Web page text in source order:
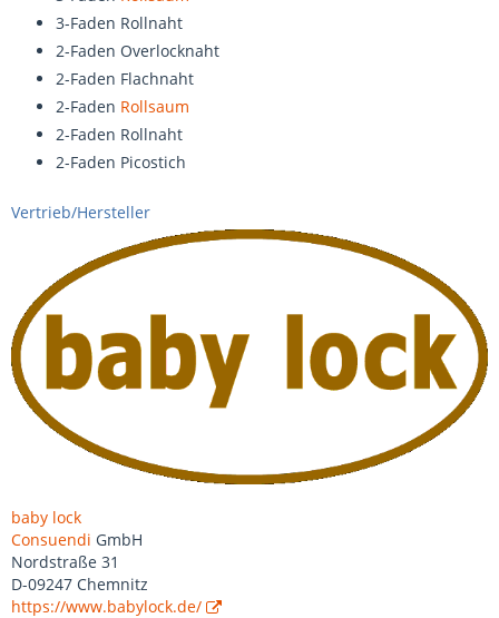
3-Faden Rollnaht
2-Faden Overlocknaht
2-Faden Flachnaht
2-Faden Rollsaum
2-Faden Rollnaht
2-Faden Picostich
Vertrieb/Hersteller
baby lock
Consuendi GmbH
Nordstraße 31
D-09247 Chemnitz
https://www.babylock.de/